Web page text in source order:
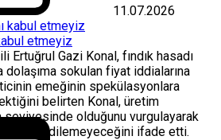
11.07.2026
etmeyiz
Gazi Konal, fındık hasadı
sokulan fiyat iddialarına
emeğinin spekülasyonlara
belirten Konal, üretim
olduğunu vurgulayarak
kabul edilemeyeceğini ifade etti.